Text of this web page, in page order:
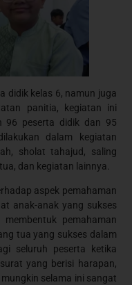
didik kelas 6, namun juga
panitia, kegiatan ini
96 peserta didik dan 95
dalam kegiatan
sholat tahajud, saling
dan kegiatan lainnya.
aspek pemahaman
anak-anak yang sukses
pemahaman
tua yang sukses dalam
seluruh peserta ketika
yang berisi harapan,
selama ini sangat